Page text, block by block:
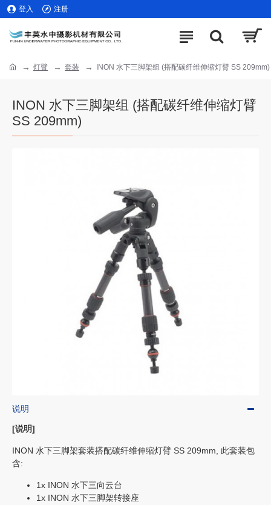
登入 注册
灯臂 套装 INON 水下三脚架组 (搭配碳纤维伸缩灯臂 SS 209mm)
INON 水下三脚架组 (搭配碳纤维伸缩灯臂
SS 209mm)
说明
[说明]
INON 水下三脚架套装搭配碳纤维伸缩灯臂 SS 209mm, 此套装包
含:
1x INON 水下三向云台
1x INON 水下三脚架转接座